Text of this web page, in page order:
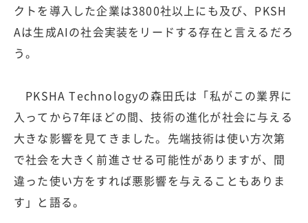
クトを導入した企業は3800社以上にも及び、PKSH
Aは生成AIの社会実装をリードする存在と言えるだろ
う。
PKSHA Technologyの森田氏は「私がこの業界に
入ってから7年ほどの間、技術の進化が社会に与える
大きな影響を見てきました。先端技術は使い方次第
で社会を大きく前進させる可能性がありますが、間
違った使い方をすれば悪影響を与えることもありま
す」と語る。